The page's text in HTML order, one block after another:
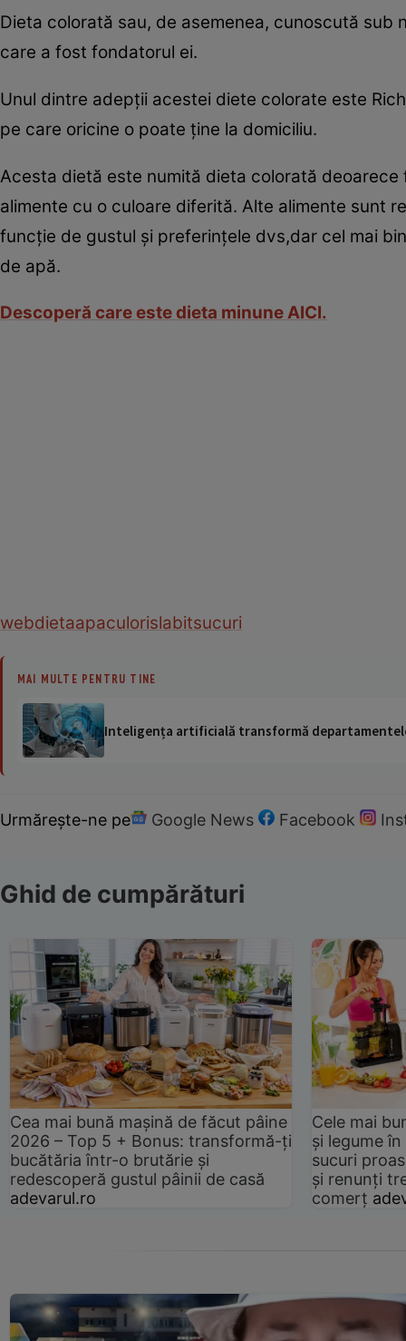
Dieta colorată sau, de asemenea, cunoscută
care a fost fondatorul ei.
Unul dintre adepţii acestei diete colorate este
pe care oricine o poate ţine la domiciliu.
Acesta dietă este numită dieta colorată
alimente cu o culoare diferită. Alte alimente sunt
funcţie de gustul şi preferinţele dvs,dar cel mai
de apă.
Descoperă care este dieta minune AICI.
webdietaapaculorislabitsucuri
MAI MULTE PENTRU TINE
Inteligența artificială transformă
Urmărește-ne pe Google News Facebook
Ghid de cumpărături
Cea mai bună mașină de făcut pâine
2026 – Top 5 + Bonus: transformă-ți
bucătăria într-o brutărie și
redescoperă gustul pâinii de casă
adevarul.ro
Cele mai
și legume
sucuri
și renunți
comerț